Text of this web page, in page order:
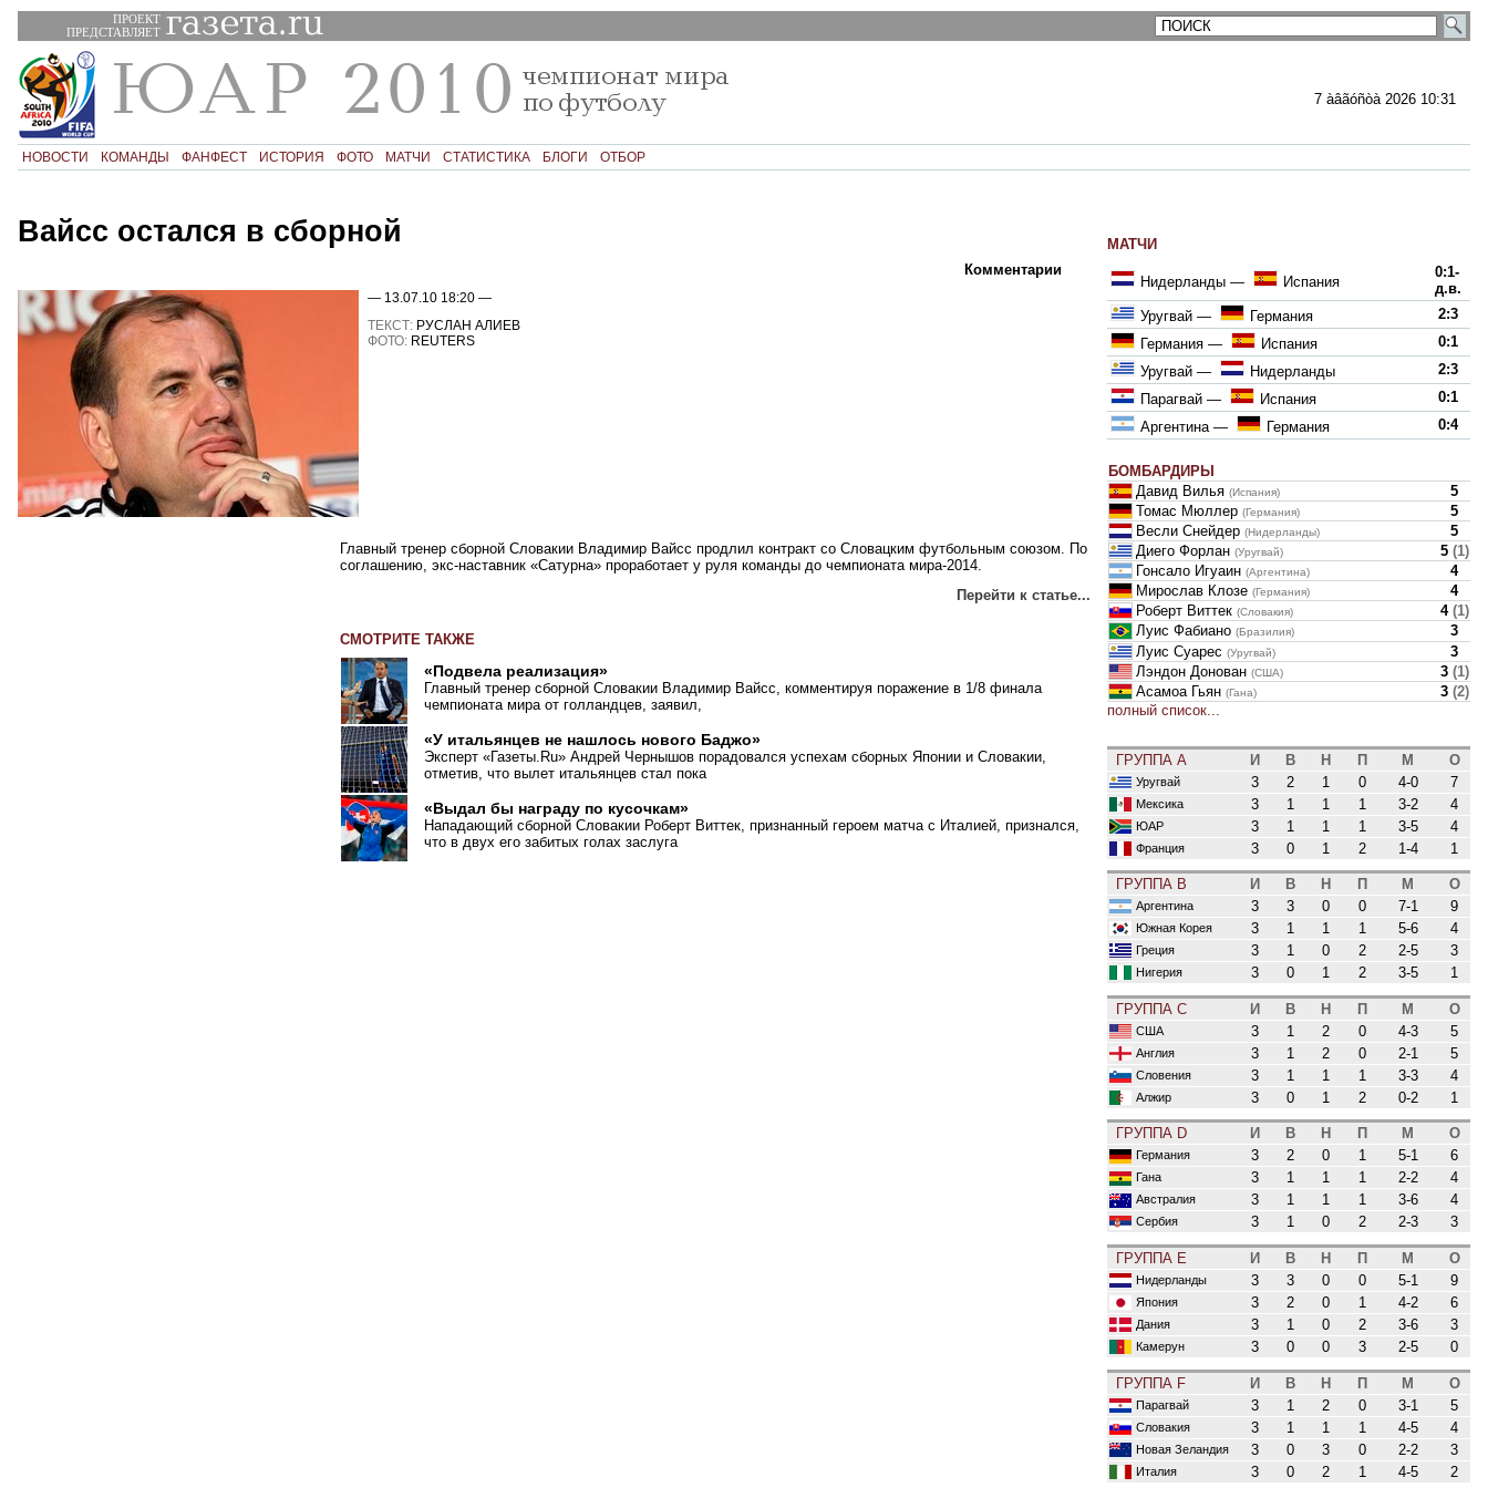
ПРОЕКТ
ПРЕДСТАВЛЯЕТ
7 àâãóñòà 2026 10:31
НОВОСТИ КОМАНДЫ ФАНФЕСТ ИСТОРИЯ ФОТО МАТЧИ СТАТИСТИКА БЛОГИ ОТБОР
Вайсс остался в сборной
Комментарии
— 13.07.10 18:20 —
ТЕКСТ: РУСЛАН АЛИЕВ
ФОТО: REUTERS
Главный тренер сборной Словакии Владимир Вайсс продлил контракт со Словацким футбольным союзом. По
соглашению, экс-наставник «Сатурна» проработает у руля команды до чемпионата мира-2014.
Перейти к статье...
СМОТРИТЕ ТАКЖЕ
«Подвела реализация»
Главный тренер сборной Словакии Владимир Вайсс, комментируя поражение в 1/8 финала
чемпионата мира от голландцев, заявил,
«У итальянцев не нашлось нового Баджо»
Эксперт «Газеты.Ru» Андрей Чернышов порадовался успехам сборных Японии и Словакии,
отметив, что вылет итальянцев стал пока
«Выдал бы награду по кусочкам»
Нападающий сборной Словакии Роберт Виттек, признанный героем матча с Италией, признался,
что в двух его забитых голах заслуга
МАТЧИ
Нидерланды — Испания
0:1-
д.в.
Уругвай — Германия
2:3
Германия — Испания
0:1
Уругвай — Нидерланды
2:3
Парагвай — Испания
0:1
Аргентина— Германия 0:4
БОМБАРДИРЫ
Давид Вилья (Испания)
5
Томас Мюллер (Германия)
5
Весли Снейдер (Нидерланды)
5
Диего Форлан (Уругвай) 5 (1)
Гонсало Игуаин (Аргентина)
4
Мирослав Клозе (Германия)
4
Роберт Виттек (Словакия) 4 (1)
Луис Фабиано (Бразилия)
3
Луис Суарес (Уругвай)
3
Лэндон Донован (США) 3 (1)
Асамоа Гьян (Гана) 3 (2)
полный список...
ГРУППА A И В Н П М О
Уругвай 3 2 1 0 4-0 7
Мексика 3 1 1 1 3-2 4
ЮАР 3 1 1 1 3-5 4
Франция 3 0 1 2 1-4 1
ГРУППА B И В Н П М О
Аргентина 3 3 0 0 7-1 9
Южная Корея 3 1 1 1 5-6 4
Греция 3 1 0 2 2-5 3
Нигерия 3 0 1 2 3-5 1
ГРУППА C И В Н П М О
США 3 1 2 0 4-3 5
Англия 3 1 2 0 2-1 5
Словения 3 1 1 1 3-3 4
Алжир 3 0 1 2 0-2 1
ГРУППА D И В Н П М О
Германия 3 2 0 1 5-1 6
Гана 3 1 1 1 2-2 4
Австралия 3 1 1 1 3-6 4
Сербия 3 1 0 2 2-3 3
ГРУППА E И В Н П М О
Нидерланды 3 3 0 0 5-1 9
Япония 3 2 0 1 4-2 6
Дания 3 1 0 2 3-6 3
Камерун 3 0 0 3 2-5 0
ГРУППА F И В Н П М О
Парагвай 3 1 2 0 3-1 5
Словакия 3 1 1 1 4-5 4
Новая Зеландия 3 0 3 0 2-2 3
Италия 3 0 2 1 4-5 2